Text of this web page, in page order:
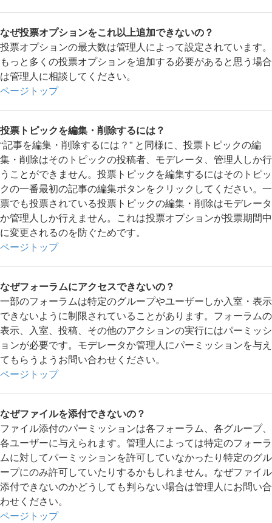
なぜ投票オプションをこれ以上追加できないの？
投票オプションの最大数は管理人によって設定されています。
もっと多くの投票オプションを追加する必要があると思う場合
は管理人に相談してください。
ページトップ
投票トピックを編集・削除するには？
“記事を編集・削除するには？” と同様に、投票トピックの編
集・削除はそのトピックの投稿者、モデレータ、管理人しか行
うことができません。投票トピックを編集するにはそのトピッ
クの一番最初の記事の編集ボタンをクリックしてください。一
票でも投票されている投票トピックの編集・削除はモデレータ
か管理人しか行えません。これは投票オプションが投票期間中
に変更されるのを防ぐためです。
ページトップ
なぜフォーラムにアクセスできないの？
一部のフォーラムは特定のグループやユーザーしか入室・表示
できないように制限されていることがあります。フォーラムの
表示、入室、投稿、その他のアクションの実行にはパーミッシ
ョンが必要です。モデレータか管理人にパーミッションを与え
てもらうようお問い合わせください。
ページトップ
なぜファイルを添付できないの？
ファイル添付のパーミッションは各フォーラム、各グループ、
各ユーザーに与えられます。管理人によっては特定のフォーラ
ムに対してパーミッションを許可していなかったり特定のグル
ープにのみ許可していたりするかもしれません。なぜファイル
添付できないのかどうしても判らない場合は管理人にお問い合
わせください。
ページトップ